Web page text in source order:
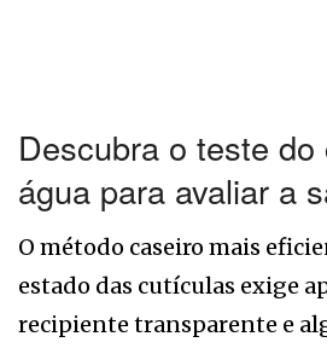
Descubra o teste do
água para avaliar a
O método caseiro mais
estado das cutículas exige
recipiente transparente e